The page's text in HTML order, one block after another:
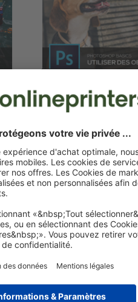
Photoshop : les
et leurs
8. janvier 2020
Photoshop Tutoriels
Créer une ombre